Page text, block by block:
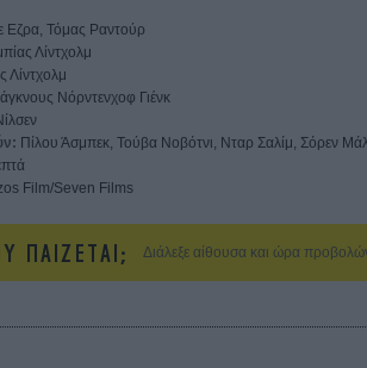
Εζρα, Τόμας Ραντούρ
Λίντχολμ
Λίντχολμ
Νόρντενχοφ Γιένκ
Πίλου Άσμπεκ, Τούβα Νοβότνι, Νταρ Σαλίμ, Σόρεν
Film/Seven Films
ΠΑΙΖΕΤΑΙ; Διάλεξε αίθουσα και ώρα